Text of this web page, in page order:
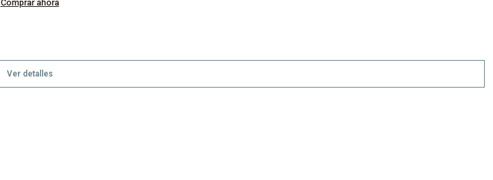
Comprar ahora
Ver detalles